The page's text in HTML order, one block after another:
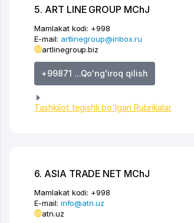
5. ART LINE GROUP MChJ
Mamlakat kodi: +998
E-mail: artlinegroup@inbox.ru
artlinegroup.biz
+99871 ...Qo'ng'iroq qilish
Tashkilot tegishli bo'lgan Rubrikalar
6. ASIA TRADE NET MChJ
Mamlakat kodi: +998
E-mail: info@atn.uz
atn.uz